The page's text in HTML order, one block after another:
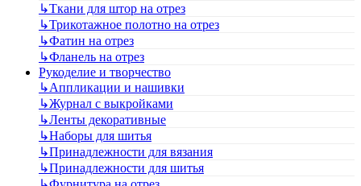
↳Ткани для штор на отрез
↳Трикотажное полотно на отрез
↳Фатин на отрез
↳Фланель на отрез
Рукоделие и творчество
↳Аппликации и нашивки
↳Журнал с выкройками
↳Ленты декоративные
↳Наборы для шитья
↳Принадлежности для вязания
↳Принадлежности для шитья